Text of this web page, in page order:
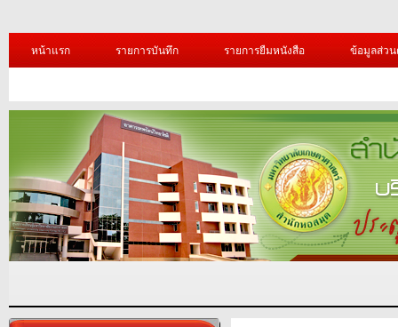
หน้าแรก รายการบันทึก รายการยืมหนังสือ ข้อมูลส่ว